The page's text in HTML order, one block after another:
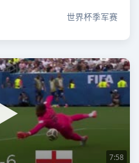
世界杯季军赛
7:58